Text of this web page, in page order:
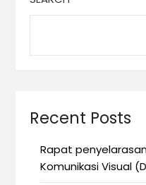
Recent Posts
Rapat
Komunikasi Visual